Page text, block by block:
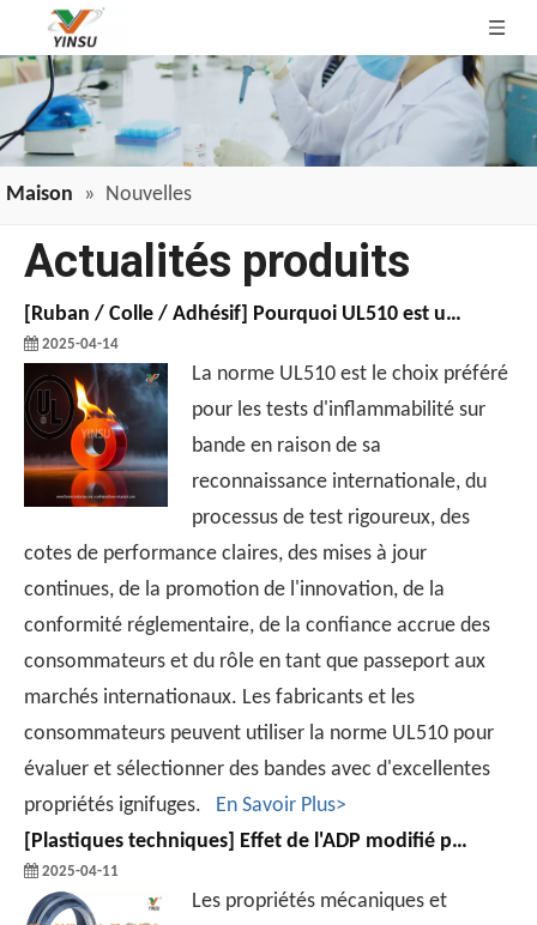
Maison » Nouvelles
Actualités produits
Ruban / Colle / Adhésif Pourquoi UL510 est utilisé pour les tests d'inflammabilité de bande？
2025-04-14
La norme UL510 est le choix préféré
pour les tests d'inflammabilité sur
bande en raison de sa
reconnaissance internationale, du
processus de test rigoureux, des
cotes de performance claires, des mises à jour
continues, de la promotion de l'innovation, de la
conformité réglementaire, de la confiance accrue des
consommateurs et du rôle en tant que passeport aux
marchés internationaux. Les fabricants et les
consommateurs peuvent utiliser la norme UL510 pour
évaluer et sélectionner des bandes avec d'excellentes
propriétés ignifuges. En Savoir Plus>
Plastiques techniques Effet de l'ADP modifié par le silane sur les propriétés mécaniques et les propriétés issues de la flamme de PP
2025-04-11
Les propriétés mécaniques et